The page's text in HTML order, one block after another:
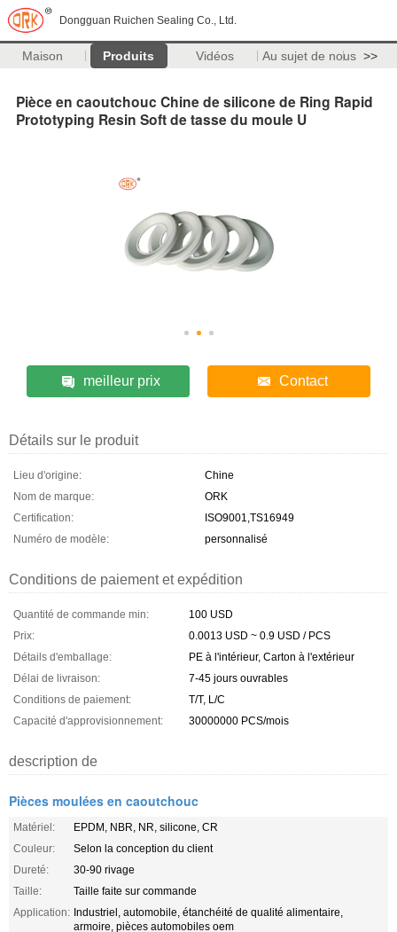
Dongguan Ruichen Sealing Co., Ltd.
Maison Produits Vidéos Au sujet de nous >>
Pièce en caoutchouc Chine de silicone de Ring Rapid
Prototyping Resin Soft de tasse du moule U
meilleur prix Contact
Détails sur le produit
Lieu d'origine:
Chine
Nom de marque:
ORK
Certification:
ISO9001,TS16949
Numéro de modèle:
personnalisé
Conditions de paiement et expédition
Quantité de commande min:
100 USD
Prix:
0.0013 USD ~ 0.9 USD / PCS
Détails d'emballage:
PE à l'intérieur, Carton à l'extérieur
Délai de livraison:
7-45 jours ouvrables
Conditions de paiement:
T/T, L/C
Capacité d'approvisionnement:
30000000 PCS/mois
description de
Pièces moulées en caoutchouc
Matériel:
EPDM, NBR, NR, silicone, CR
Couleur:
Selon la conception du client
Dureté:
30-90 rivage
Taille:
Taille faite sur commande
Application: Industriel, automobile, étanchéité de qualité alimentaire,
armoire, pièces automobiles oem